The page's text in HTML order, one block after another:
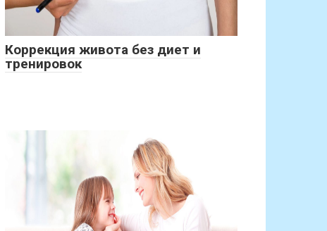
Коррекция живота без диет и
тренировок